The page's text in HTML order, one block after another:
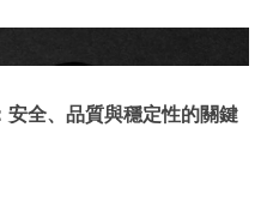
安全、品質與穩定性的關鍵